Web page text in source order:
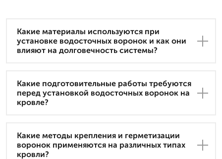
Какие материалы используются при
установке водосточных воронок и как они
влияют на долговечность системы?
Какие подготовительные работы требуются
перед установкой водосточных воронок на
кровле?
Какие методы крепления и герметизации
воронок применяются на различных типах
кровли?